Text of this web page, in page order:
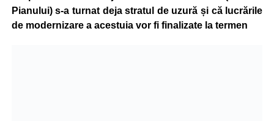
Pianului) s-a turnat deja stratul de uzură și că lucrările
de modernizare a acestuia vor fi finalizate la termen